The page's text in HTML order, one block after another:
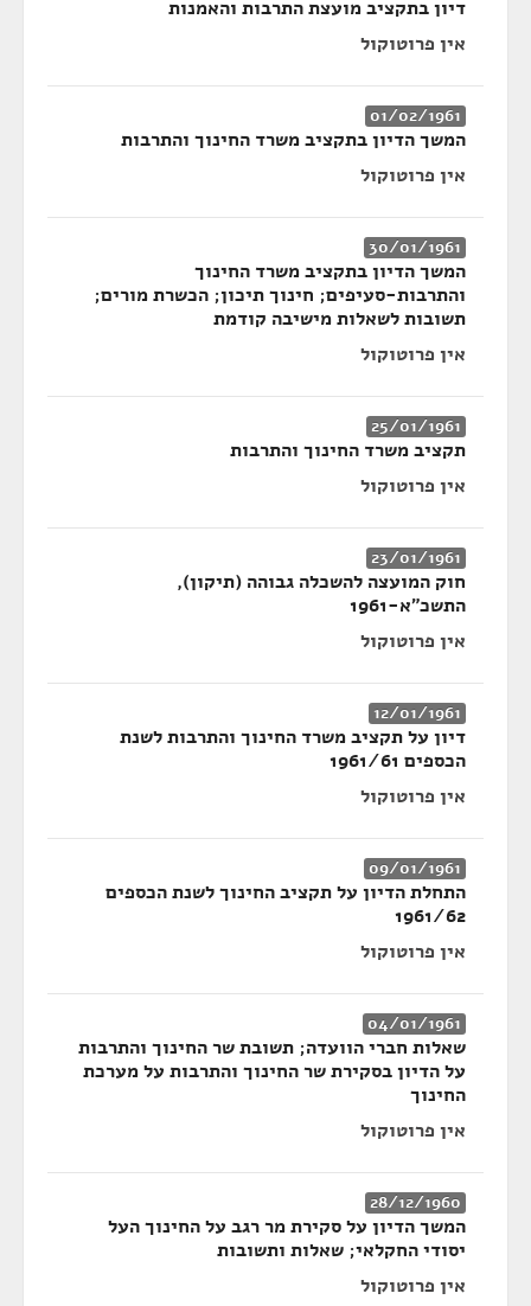
דיון בתקציב מועצת התרבות והאמנות
אין פרוטוקול
01/02/1961
המשך הדיון בתקציב משרד החינוך והתרבות
אין פרוטוקול
30/01/1961
המשך הדיון בתקציב משרד החינוך
והתרבות-סעיפים; חינוך תיכון; הכשרת מורים;
תשובות לשאלות מישיבה קודמת
אין פרוטוקול
25/01/1961
תקציב משרד החינוך והתרבות
אין פרוטוקול
23/01/1961
חוק המועצה להשכלה גבוהה (תיקון),
התשכ"א-1961
אין פרוטוקול
12/01/1961
דיון על תקציב משרד החינוך והתרבות לשנת
הכספים 1961/61
אין פרוטוקול
09/01/1961
התחלת הדיון על תקציב החינוך לשנת הכספים
1961/62
אין פרוטוקול
04/01/1961
שאלות חברי הוועדה; תשובת שר החינוך והתרבות
על הדיון בסקירת שר החינוך והתרבות על מערכת
החינוך
אין פרוטוקול
28/12/1960
המשך הדיון על סקירת מר רגב על החינוך העל
יסודי החקלאי; שאלות ותשובות
אין פרוטוקול